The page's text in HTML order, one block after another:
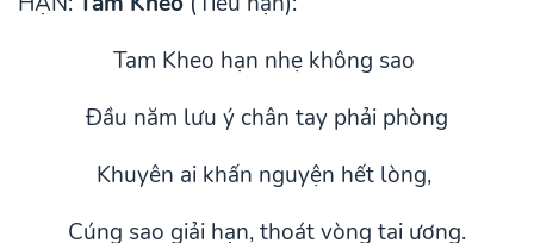
Tam Kheo hạn nhẹ không sao
Đầu năm lưu ý chân tay phải phòng
Khuyên ai khấn nguyện hết lòng,
Cúng sao giải hạn, thoát vòng tai ương.